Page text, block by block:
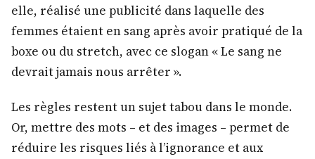
elle, réalisé une publicité dans laquelle des
femmes étaient en sang après avoir pratiqué de la
boxe ou du stretch, avec ce slogan « Le sang ne
devrait jamais nous arrêter ».
Les règles restent un sujet tabou dans le monde.
Or, mettre des mots – et des images – permet de
réduire les risques liés à l’ignorance et aux